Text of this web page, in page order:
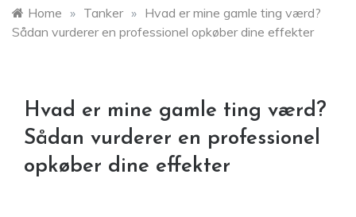
Home » Tanker » Hvad er mine gamle ting værd?
Sådan vurderer en professionel opkøber dine effekter
Hvad er mine gamle ting værd?
Sådan vurderer en professionel
opkøber dine effekter